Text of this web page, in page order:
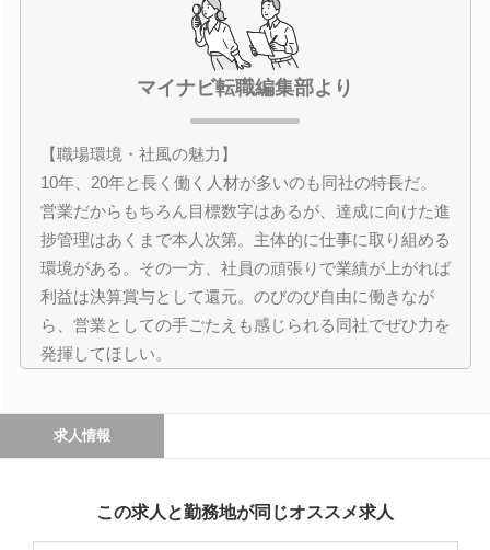
マイナビ転職編集部より
【職場環境・社風の魅力】
10年、20年と長く働く人材が多いのも同社の特長だ。
営業だからもちろん目標数字はあるが、達成に向けた進
捗管理はあくまで本人次第。主体的に仕事に取り組める
環境がある。その一方、社員の頑張りで業績が上がれば
利益は決算賞与として還元。のびのび自由に働きなが
ら、営業としての手ごたえも感じられる同社でぜひ力を
発揮してほしい。
求人情報
この求人と勤務地が同じオススメ求人